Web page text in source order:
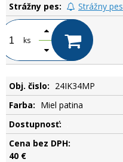
Strážny pes
ks
24IK34MP
Miel patina
40 €